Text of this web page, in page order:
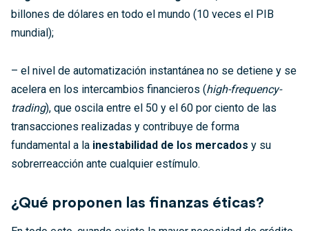
billones de dólares en todo el mundo (10 veces el PIB
mundial);
– el nivel de automatización instantánea no se detiene y se
acelera en los intercambios financieros (high-frequency-
trading), que oscila entre el 50 y el 60 por ciento de las
transacciones realizadas y contribuye de forma
fundamental a la inestabilidad de los mercados y su
sobrerreacción ante cualquier estímulo.
¿Qué proponen las finanzas éticas?